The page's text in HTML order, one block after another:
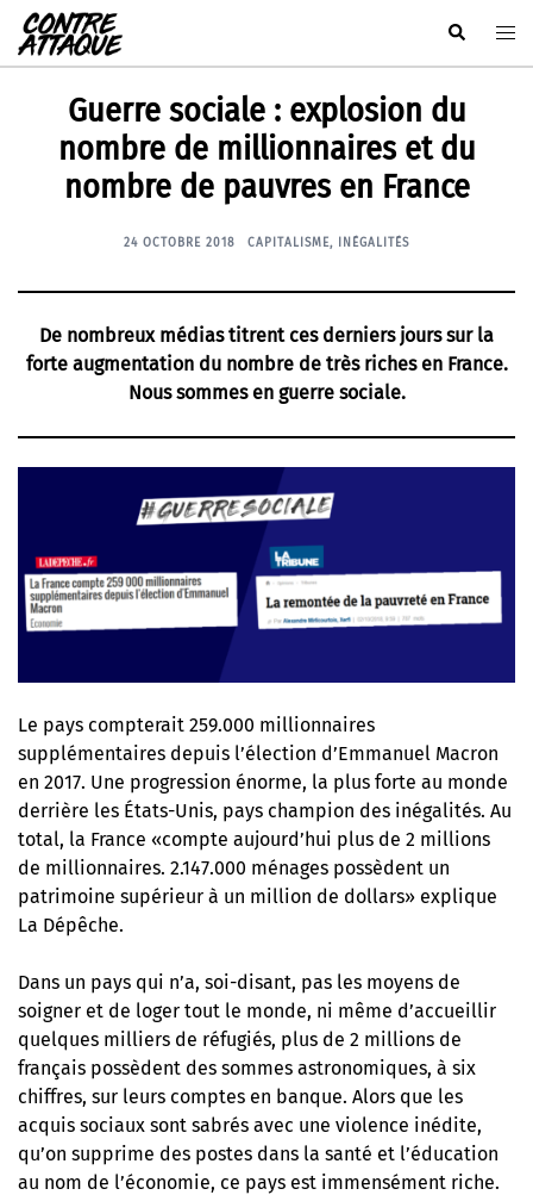
Aller
au
contenu
Rechercher
Guerre sociale : explosion du
nombre de millionnaires et du
nombre de pauvres en France
24 OCTOBRE 2018 CAPITALISME, INÉGALITÉS
De nombreux médias titrent ces derniers jours sur la
forte augmentation du nombre de très riches en France.
Nous sommes en guerre sociale.
Le pays compterait 259.000 millionnaires
supplémentaires depuis l’élection d’Emmanuel Macron
en 2017. Une progression énorme, la plus forte au monde
derrière les États-Unis, pays champion des inégalités. Au
total, la France «compte aujourd’hui plus de 2 millions
de millionnaires. 2.147.000 ménages possèdent un
patrimoine supérieur à un million de dollars» explique
La Dépêche.
Dans un pays qui n’a, soi-disant, pas les moyens de
soigner et de loger tout le monde, ni même d’accueillir
quelques milliers de réfugiés, plus de 2 millions de
français possèdent des sommes astronomiques, à six
chiffres, sur leurs comptes en banque. Alors que les
acquis sociaux sont sabrés avec une violence inédite,
qu’on supprime des postes dans la santé et l’éducation
au nom de l’économie, ce pays est immensément riche.